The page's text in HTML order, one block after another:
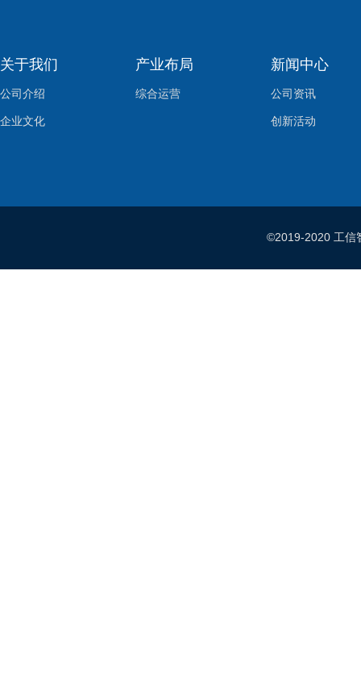
关于我们
公司介绍
企业文化
产业布局
综合运营
新闻中心
公司资讯
创新活动
©2019-2020 工信